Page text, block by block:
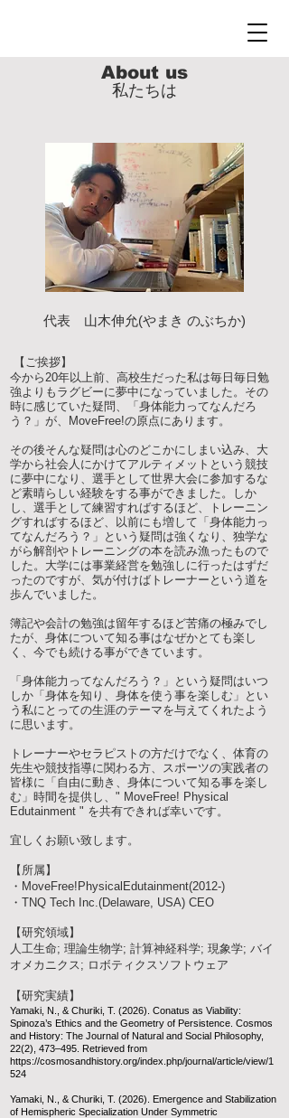
About us​
​私たちは
代表 山木伸允(やまき のぶちか)
【ご挨拶】
今から20年以上前、高校生だった私は毎日毎日勉
強よりもラグビーに夢中になっていました。その
時に感じていた疑問、「身体能力ってなんだろ
う？」が、MoveFree!の原点にあります。
その後そんな疑問は心のどこかにしまい込み、大
学から社会人にかけてアルティメットという競技
に夢中になり、選手として世界大会に参加するな
ど素晴らしい経験をする事ができました。しか
し、選手として練習すればするほど、トレーニン
グすればするほど、以前にも増して「身体能力っ
てなんだろう？」という疑問は強くなり、独学な
がら解剖やトレーニングの本を読み漁ったもので
した。大学には事業経営を勉強しに行ったはずだ
ったのですが、気が付けばトレーナーという道を
歩んでいました。
簿記や会計の勉強は留年するほど苦痛の極みでし
たが、身体について知る事はなぜかとても楽し
く、今でも続ける事ができています。
「身体能力ってなんだろう？」という疑問はいつ
しか「身体を知り、身体を使う事を楽しむ」とい
う私にとっての生涯のテーマを与えてくれたよう
に思います。
トレーナーやセラピストの方だけでなく、体育の
先生や競技指導に関わる方、スポーツの実践者の
皆様に「自由に動き、身体について知る事を楽し
む」時間を提供し、" MoveFree! Physical
Edutainment " を共有できれば幸いです。
宜しくお願い致します。
【所属】
・MoveFree!PhysicalEdutainment(2012-)
・TNQ Tech Inc.(Delaware, USA) CEO
【研究領域】
人工生命; 理論生物学; 計算神経科学; 現象学; バイ
オメカニクス; ロボティクスソフトウェア
【研究実績】
Yamaki, N., & Churiki, T. (2026). Conatus as Viability:
Spinoza’s Ethics and the Geometry of Persistence. Cosmos
and History: The Journal of Natural and Social Philosophy,
22(2), 473–495. Retrieved from
https://cosmosandhistory.org/index.php/journal/article/view/1
524
Yamaki, N., & Churiki, T. (2026). Emergence and Stabilization
of Hemispheric Specialization Under Symmetric